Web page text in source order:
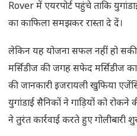
Rover में एयरपोर्ट पहुंचे ताकि
का काफिला समझकर रास्ता दे दें।
लेकिन यह योजना सफल नहीं हो
मर्सिडीज की जगह सफेद मर्सिडीज
की जानकारी इजरायली खुफिया
युगांडाई सैनिकों ने गाड़ियों को
ने तुरंत कार्रवाई करते हुए गोलीबारी